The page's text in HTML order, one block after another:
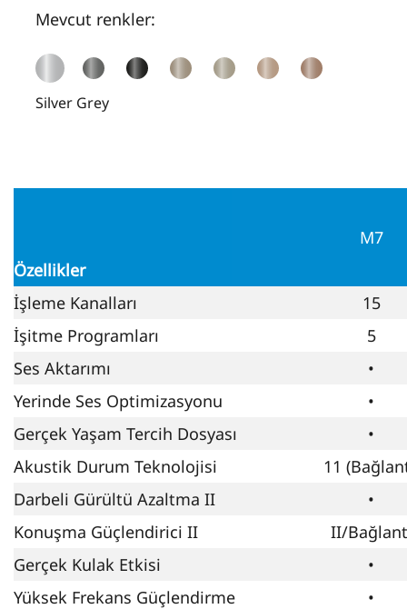
Mevcut renkler:
Silver Grey
M7
Özellikler
İşleme Kanalları
15
İşitme Programları
5
Ses Aktarımı
•
Yerinde Ses Optimizasyonu
•
Gerçek Yaşam Tercih Dosyası
•
Akustik Durum Teknolojisi
11
Darbeli Gürültü Azaltma II
•
Konuşma Güçlendirici II
II/
Gerçek Kulak Etkisi
•
Yüksek Frekans Güçlendirme
•